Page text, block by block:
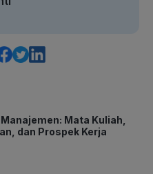
Mata Kuliah,
dan Prospek Kerja